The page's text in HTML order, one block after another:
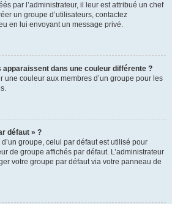
par l’administrateur, il leur est attribué un chef
un groupe d’utilisateurs, contactez
en lui envoyant un message privé.
dans une couleur différente ?
une couleur aux membres d’un groupe pour les
défaut » ?
groupe, celui par défaut est utilisé pour
de groupe affichés par défaut. L’administrateur
votre groupe par défaut via votre panneau de